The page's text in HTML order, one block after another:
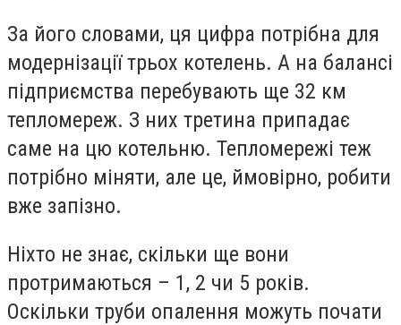
За його словами, ця цифра потрібна для
модернізації трьох котелень. А на балансі
підприємства перебувають ще 32 км
тепломереж. З них третина припадає
саме на цю котельню. Тепломережі теж
потрібно міняти, але це, ймовірно, робити
вже запізно.
Ніхто не знає, скільки ще вони
протримаються – 1, 2 чи 5 років.
Оскільки труби опалення можуть почати